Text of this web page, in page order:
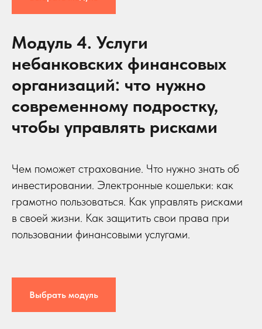
Модуль 4. Услуги
небанковских финансовых
организаций: что нужно
современному подростку,
чтобы управлять рисками
Чем поможет страхование. Что нужно знать об
инвестировании. Электронные кошельки: как
грамотно пользоваться. Как управлять рисками
в своей жизни. Как защитить свои права при
пользовании финансовыми услугами.
Выбрать модуль